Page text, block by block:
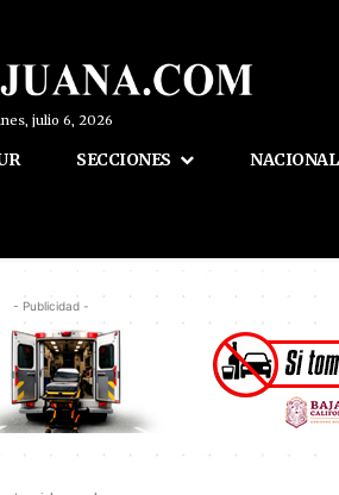
julio 6, 2026
SECCIONES NACIONAL
- Publicidad -